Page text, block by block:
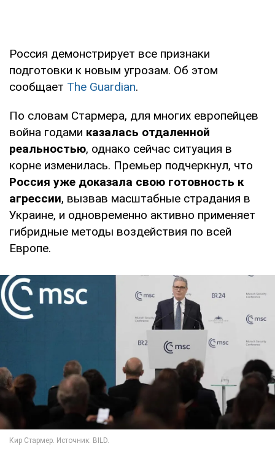
Россия демонстрирует все признаки
подготовки к новым угрозам. Об этом
сообщает The Guardian.
По словам Стармера, для многих европейцев
война годами казалась отдаленной
реальностью, однако сейчас ситуация в
корне изменилась. Премьер подчеркнул, что
Россия уже доказала свою готовность к
агрессии, вызвав масштабные страдания в
Украине, и одновременно активно применяет
гибридные методы воздействия по всей
Европе.